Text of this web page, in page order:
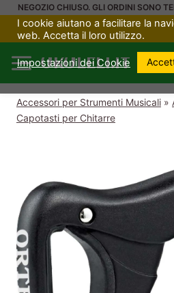
SaltaNEGOZIO CHIUSO. GLI ORDINI SONO
UKULELI.IT
Accessori per Strumenti Musicali »
Capotasti per Chitarre
I cookie aiutano a facilitare la
web. Accetta il loro utilizzo.
Impostazioni dei Cookie